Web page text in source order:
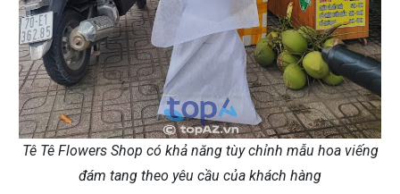
Tê Tê Flowers Shop có khả năng tùy chỉnh mẫu hoa viếng
đám tang theo yêu cầu của khách hàng